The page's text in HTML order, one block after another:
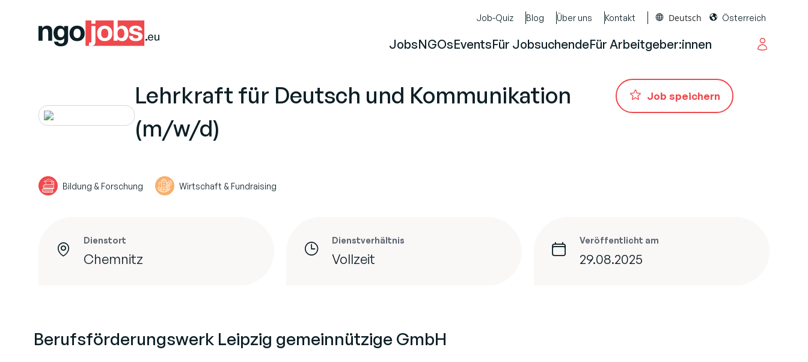
Job-Quiz Blog Über uns Kontakt Deutsch Österreich
JobsNGOsEventsFür JobsuchendeFür Arbeitgeber:innen
Lehrkraft für Deutsch und Kommunikation
(m/w/d)
Bildung & Forschung Wirtschaft & Fundraising
Job speichern
Dienstort
Chemnitz
Dienstverhältnis
Vollzeit
Veröffentlicht am
29.08.2025
Berufsförderungswerk Leipzig gemeinnützige GmbH